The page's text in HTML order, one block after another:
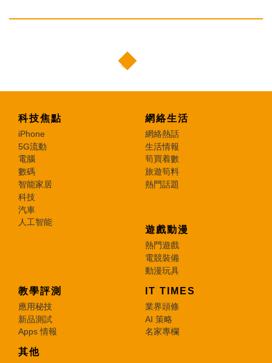
科技焦點
iPhone
5G流動
電腦
數碼
智能家居
科技
汽車
人工智能
網絡生活
網絡熱話
生活情報
筍買着數
旅遊筍料
熱門話題
遊戲動漫
熱門遊戲
電競裝備
動漫玩具
教學評測
應用秘技
新品測試
Apps 情報
IT TIMES
業界頭條
AI 策略
名家專欄
其他